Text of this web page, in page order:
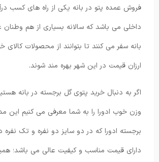
فروش عمده پتو در بانه یکی از راه های کسب
داخلی می باشد که سالانه بسیاری از هم وطنان
بانه سفر می کنند تا بتوانند از محصولات کالای
ارزان قیمت در این شهر بهره مند شوند.
اگر به دنبال خرید پتوی گل برجسته در بانه
وزن خوب ادورا را به شما معرفی می کنیم این
برجسته ادورا که در دو سایز دو نفره و تک
دارای قیمت مناسب و کیفیت عالی می باشد؛